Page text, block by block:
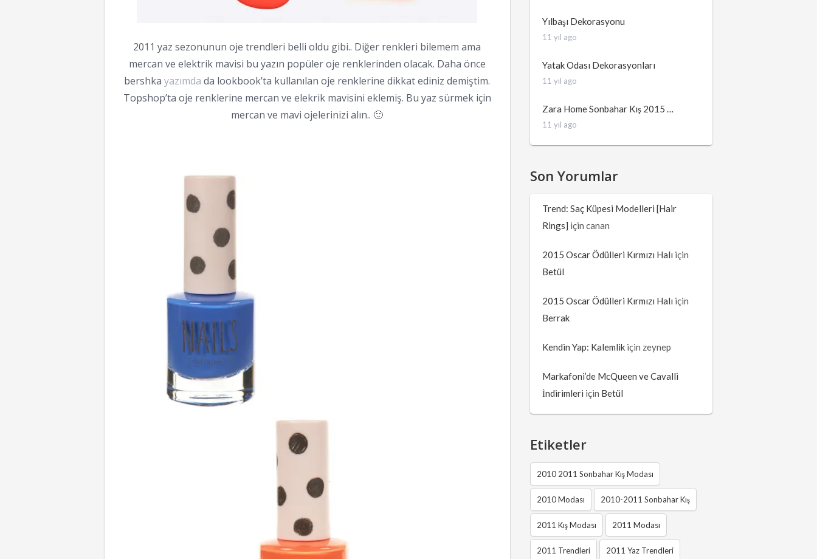
2011 yaz sezonunun oje trendleri belli oldu gibi.. Diğer renkleri bilemem ama
mercan ve elektrik mavisi bu yazın popüler oje renklerinden olacak. Daha önce
bershkayazımda da lookbook’ta kullanılan oje renklerine dikkat ediniz demiştim.
Topshop’ta oje renklerine mercan ve elekrik mavisini eklemiş. Bu yaz sürmek için
mercan ve mavi ojelerinizi alın.. 🙂
Yılbaşı Dekorasyonu
11 yıl ago
Yatak Odası Dekorasyonları
11 yıl ago
Zara Home Sonbahar Kış 2015 …
11 yıl ago
Son Yorumlar
Trend: Saç Küpesi Modelleri [Hair
Rings] için canan
2015 Oscar Ödülleri Kırmızı Halı için
Betül
2015 Oscar Ödülleri Kırmızı Halı için
Berrak
Kendin Yap: Kalemlik için zeynep
Markafoni’de McQueen ve Cavalli
İndirimleri için Betül
Etiketler
2010 2011 Sonbahar Kış Modası
2010 Modası 2010-2011 Sonbahar Kış
2011 Kış Modası 2011 Modası
2011 Trendleri 2011 Yaz Trendleri